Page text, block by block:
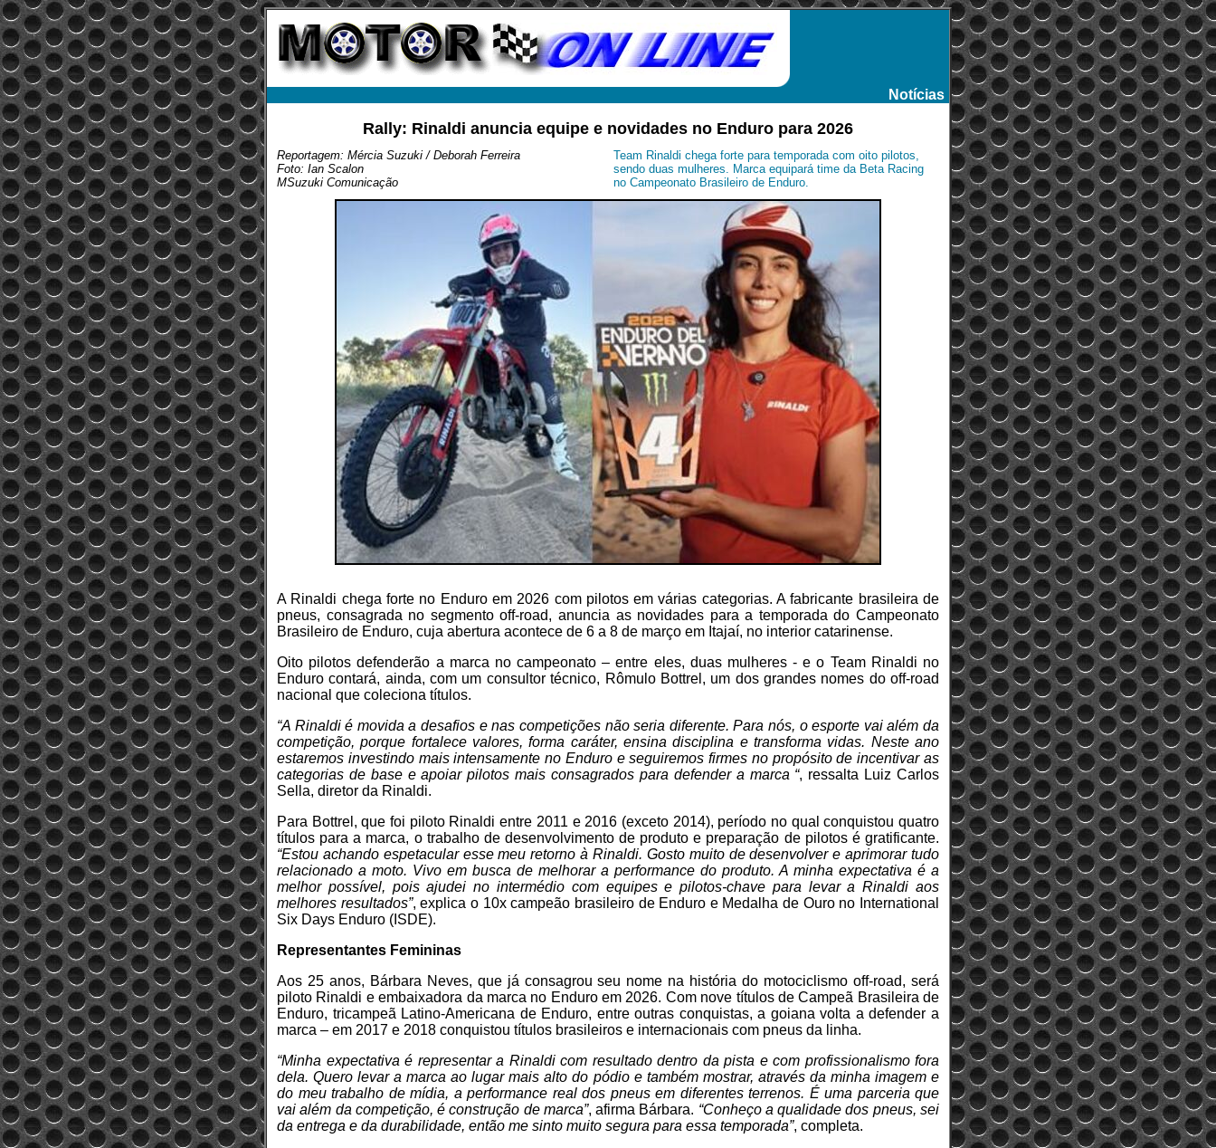
Notícias
Rally: Rinaldi anuncia equipe e novidades no Enduro para 2026
Reportagem: Mércia Suzuki / Deborah Ferreira
Foto: Ian Scalon
MSuzuki Comunicação
Team Rinaldi chega forte para temporada com oito pilotos,
sendo duas mulheres. Marca equipará time da Beta Racing
no Campeonato Brasileiro de Enduro.
A Rinaldi chega forte no Enduro em 2026 com pilotos em várias categorias. A fabricante brasileira de
pneus, consagrada no segmento off-road, anuncia as novidades para a temporada do Campeonato
Brasileiro de Enduro, cuja abertura acontece de 6 a 8 de março em Itajaí, no interior catarinense.
Oito pilotos defenderão a marca no campeonato – entre eles, duas mulheres - e o Team Rinaldi no
Enduro contará, ainda, com um consultor técnico, Rômulo Bottrel, um dos grandes nomes do off-road
nacional que coleciona títulos.
“A Rinaldi é movida a desafios e nas competições não seria diferente. Para nós, o esporte vai além da
competição, porque fortalece valores, forma caráter, ensina disciplina e transforma vidas. Neste ano
estaremos investindo mais intensamente no Enduro e seguiremos firmes no propósito de incentivar as
categorias de base e apoiar pilotos mais consagrados para defender a marca “, ressalta Luiz Carlos
Sella, diretor da Rinaldi.
Para Bottrel, que foi piloto Rinaldi entre 2011 e 2016 (exceto 2014), período no qual conquistou quatro
títulos para a marca, o trabalho de desenvolvimento de produto e preparação de pilotos é gratificante.
“Estou achando espetacular esse meu retorno à Rinaldi. Gosto muito de desenvolver e aprimorar tudo
relacionado a moto. Vivo em busca de melhorar a performance do produto. A minha expectativa é a
melhor possível, pois ajudei no intermédio com equipes e pilotos-chave para levar a Rinaldi aos
melhores resultados”, explica o 10x campeão brasileiro de Enduro e Medalha de Ouro no International
Six Days Enduro (ISDE).
Representantes Femininas
Aos 25 anos, Bárbara Neves, que já consagrou seu nome na história do motociclismo off-road, será
piloto Rinaldi e embaixadora da marca no Enduro em 2026. Com nove títulos de Campeã Brasileira de
Enduro, tricampeã Latino-Americana de Enduro, entre outras conquistas, a goiana volta a defender a
marca – em 2017 e 2018 conquistou títulos brasileiros e internacionais com pneus da linha.
“Minha expectativa é representar a Rinaldi com resultado dentro da pista e com profissionalismo fora
dela. Quero levar a marca ao lugar mais alto do pódio e também mostrar, através da minha imagem e
do meu trabalho de mídia, a performance real dos pneus em diferentes terrenos. É uma parceria que
vai além da competição, é construção de marca”, afirma Bárbara. “Conheço a qualidade dos pneus, sei
da entrega e da durabilidade, então me sinto muito segura para essa temporada”, completa.